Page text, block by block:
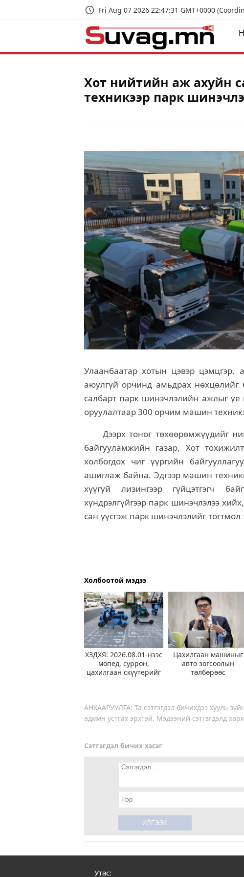
Fri Aug 07 2026 22:47:32 GMT+0000
Хот нийтийн аж ахуйн
техникээр парк
Улаанбаатар хотын цэвэр цэмцгэр,
аюулгүй орчинд амьдрах
салбарт парк шинэчлэлийн ажлыг
оруулалтаар 300 орчим машин
Дээрх тоног төхөөрөмжүүдийг
байгууламжийн газар, Хот
холбогдох чиг үүргийн
ашиглаж байна. Эдгээр машин
хүүгүй лизингээр гүйцэтгэгч
хүндрэлгүйгээр парк шинэчлэлээ
сан үүсгэж парк шинэчлэлийг
Холбоотой мэдээ
ХЗДХЯ: 2026.08.01-нээс
мопед, суррон,
цахилгаан скүүтерийг
Цахилгаан машиныг
авто зогсоолын
төлбөрөөс
АНХААРУУЛГА: Та сэтгэгдэл бичихдээ хууль
админ устгах эрхтэй. Мэдээний сэтгэгдэлд
Сэтгэгдэл бичих хэсэг
Утас: